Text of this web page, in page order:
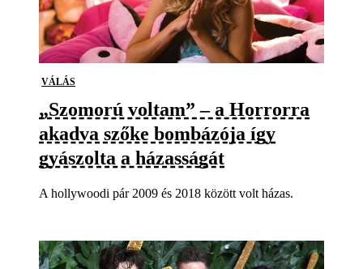
VÁLÁS
„Szomorú voltam” – a Horrorra
akadva szőke bombázója így
gyászolta a házasságát
A hollywoodi pár 2009 és 2018 között volt házas.